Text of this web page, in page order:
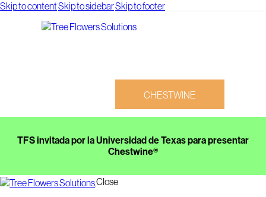
Skip to contentSkip to sidebarSkip to footer
CHESTWINE
TFS invitada por la Universidad de Texas para presentar
Chestwine®
Close